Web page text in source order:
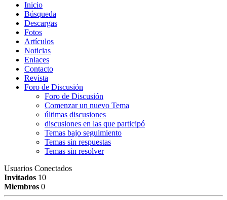
Inicio
Búsqueda
Descargas
Fotos
Artículos
Noticias
Enlaces
Contacto
Revista
Foro de Discusión
Foro de Discusión
Comenzar un nuevo Tema
últimas discusiones
discusiones en las que participó
Temas bajo seguimiento
Temas sin respuestas
Temas sin resolver
Usuarios Conectados
Invitados 10
Miembros 0